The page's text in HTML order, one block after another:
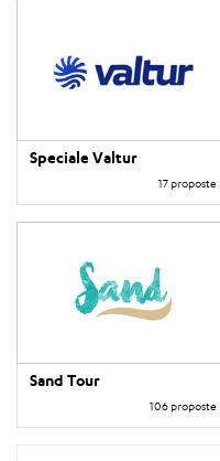
Speciale Valtur
17 proposte
Sand Tour
106 proposte